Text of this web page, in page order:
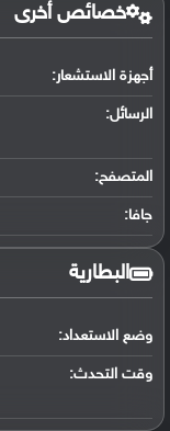
خصائص أخرى
أجهزة الاستشعار:
الرسائل:
المتصفح:
جافا:
البطارية
وضع الاستعداد:
وقت التحدث: